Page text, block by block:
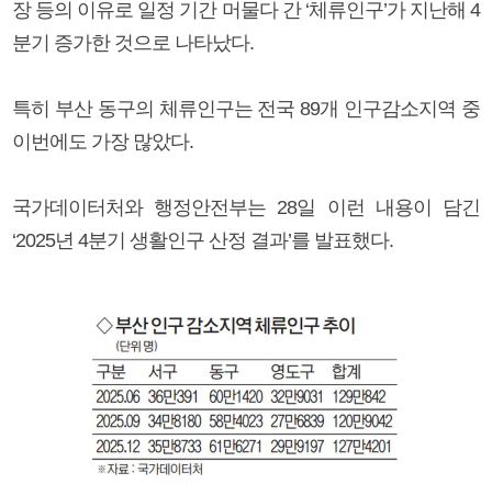
장 등의 이유로 일정 기간 머물다 간 ‘체류인구’가 지난해 4
분기 증가한 것으로 나타났다.
특히 부산 동구의 체류인구는 전국 89개 인구감소지역 중
이번에도 가장 많았다.
국가데이터처와 행정안전부는 28일 이런 내용이 담긴
‘2025년 4분기 생활인구 산정 결과’를 발표했다.